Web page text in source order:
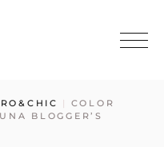
COLOR
BLOGGER’S